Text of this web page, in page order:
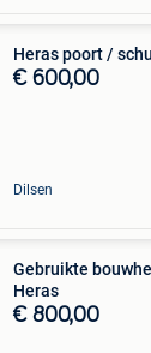
Heras poort /
€ 600,00
Dilsen
Gebruikte
Heras
€ 800,00